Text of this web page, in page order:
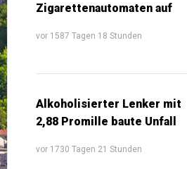
Zigarettenautomaten auf
vor 1587 Tagen 18 Stunden
Alkoholisierter Lenker mit
2,88 Promille baute Unfall
vor 1730 Tagen 21 Stunden